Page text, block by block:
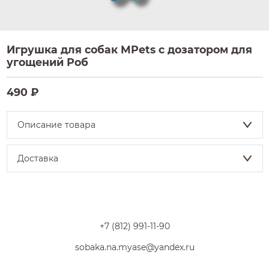
Игрушка для собак MPets с дозатором для
угощений Роб
490 ₽
Описание товара
Доставка
+7 (812) 991-11-90
sobaka.na.myase@yandex.ru